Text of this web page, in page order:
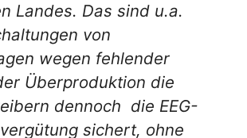
Landes. Das sind u.a.
von
wegen fehlender
Überproduktion die
dennoch die EEG-
sichert, ohne